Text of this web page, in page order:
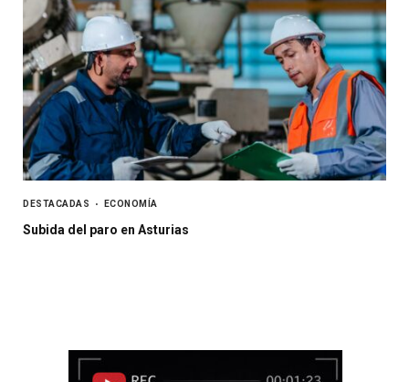
DESTACADAS ECONOMÍA
Subida del paro en Asturias